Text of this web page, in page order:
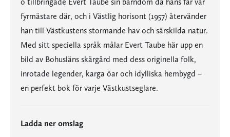
fyrmästare där, och i Västlig horisont (1957) återvänder
han till Västkustens stormande hav och särskilda natur.
Med sitt speciella språk målar Evert Taube här upp en
bild av Bohusläns skärgård med dess originella folk,
inrotade legender, karga öar och idylliska hembygd –
en perfekt bok för varje Västkustseglare.
Ladda ner omslag